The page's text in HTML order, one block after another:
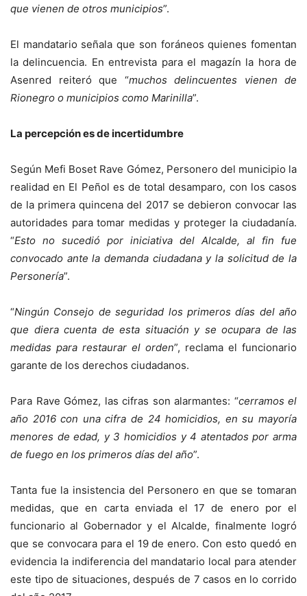
que vienen de otros municipios”.
El mandatario señala que son foráneos quienes fomentan
la delincuencia. En entrevista para el magazín la hora de
Asenred reiteró que “muchos delincuentes vienen de
Rionegro o municipios como Marinilla”.
La percepción es de incertidumbre
Según Mefi Boset Rave Gómez, Personero del municipio la
realidad en El Peñol es de total desamparo, con los casos
de la primera quincena del 2017 se debieron convocar las
autoridades para tomar medidas y proteger la ciudadanía.
“Esto no sucedió por iniciativa del Alcalde, al fin fue
convocado ante la demanda ciudadana y la solicitud de la
Personería”.
“Ningún Consejo de seguridad los primeros días del año
que diera cuenta de esta situación y se ocupara de las
medidas para restaurar el orden”, reclama el funcionario
garante de los derechos ciudadanos.
Para Rave Gómez, las cifras son alarmantes: “cerramos el
año 2016 con una cifra de 24 homicidios, en su mayoría
menores de edad, y 3 homicidios y 4 atentados por arma
de fuego en los primeros días del año”.
Tanta fue la insistencia del Personero en que se tomaran
medidas, que en carta enviada el 17 de enero por el
funcionario al Gobernador y el Alcalde, finalmente logró
que se convocara para el 19 de enero. Con esto quedó en
evidencia la indiferencia del mandatario local para atender
este tipo de situaciones, después de 7 casos en lo corrido